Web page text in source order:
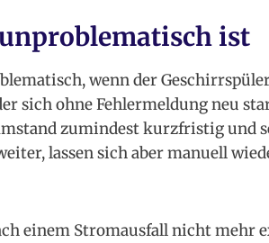
ist
wenn der
sich ohne Fehlermeldung neu
zumindest kurzfristig und
lassen sich aber manuell
einem Stromausfall nicht mehr